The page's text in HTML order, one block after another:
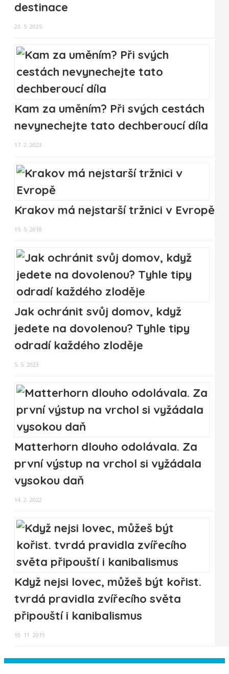
destinace
23. 5. 2025
Kam za uměním? Při svých cestách
nevynechejte tato dechberoucí díla
17. 2. 2023
Krakov má nejstarší tržnici v Evropě
15. 5. 2018
Jak ochránit svůj domov, když
jedete na dovolenou? Tyhle tipy
odradí každého zloděje
5. 5. 2023
Matterhorn dlouho odolávala. Za
první výstup na vrchol si vyžádala
vysokou daň
14. 2. 2022
Když nejsi lovec, můžeš být kořist.
tvrdá pravidla zvířecího světa
připouští i kanibalismus
10. 11. 2019